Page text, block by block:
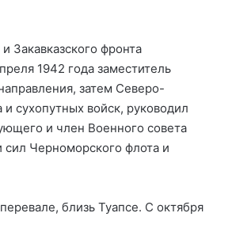
Закавказского фронта
1942 года заместитель
затем Северо-
сухопутных войск, руководил
и член Военного совета
сил Черноморского флота и
близь Туапсе. С октября